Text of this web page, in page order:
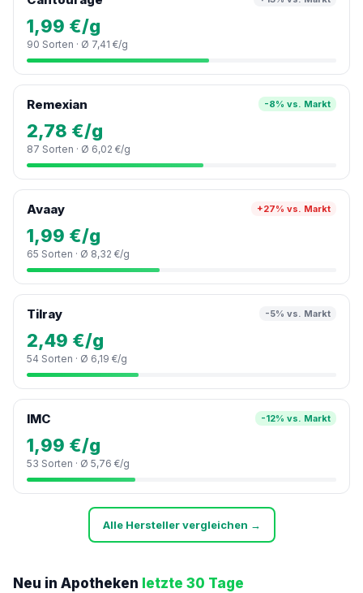
1,99 €/g
90 Sorten · Ø 7,41 €/g
Remexian -8% vs. Markt
2,78 €/g
87 Sorten · Ø 6,02 €/g
Avaay +27% vs. Markt
1,99 €/g
65 Sorten · Ø 8,32 €/g
Tilray -5% vs. Markt
2,49 €/g
54 Sorten · Ø 6,19 €/g
IMC -12% vs. Markt
1,99 €/g
53 Sorten · Ø 5,76 €/g
Alle Hersteller vergleichen →
Neu in Apotheken letzte 30 Tage